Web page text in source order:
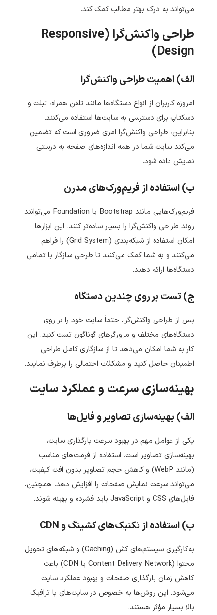
می‌تواند به درک بهتر مطالب کمک کند.
طراحی واکنش‌گرا (Responsive
Design)
الف) اهمیت طراحی واکنش‌گرا
امروزه کاربران از انواع دستگاه‌ها مانند تلفن همراه، تبلت و
دسکتاپ برای دسترسی به سایت‌ها استفاده می‌کنند.
بنابراین، طراحی واکنش‌گرا امری ضروری است که تضمین
می‌کند سایت شما در همه اندازه‌های صفحه به درستی
نمایش داده شود.
ب) استفاده از فریم‌ورک‌های مدرن
فریم‌ورک‌هایی مانند Bootstrap یا Foundation می‌توانند
روند طراحی واکنش‌گرا را بسیار ساده‌تر کنند. این ابزارها
امکان استفاده از شبکه‌بندی (Grid System) را فراهم
می‌کنند و به شما کمک می‌کنند تا طرحی سازگار با تمامی
دستگاه‌ها ارائه دهید.
ج) تست بر روی چندین دستگاه
پس از طراحی واکنش‌گرا، حتماً سایت خود را بر روی
دستگاه‌های مختلف و مرورگرهای گوناگون تست کنید. این
کار به شما امکان می‌دهد تا از سازگاری کامل طراحی
اطمینان حاصل کنید و مشکلات احتمالی را برطرف نمایید.
بهینه‌سازی سرعت و عملکرد سایت
الف) بهینه‌سازی تصاویر و فایل‌ها
یکی از عوامل مهم در بهبود سرعت بارگذاری سایت،
بهینه‌سازی تصاویر است. استفاده از فرمت‌های مناسب
(مانند WebP) و کاهش حجم تصاویر بدون افت کیفیت،
می‌تواند سرعت نمایش صفحات را افزایش دهد. همچنین،
فایل‌های CSS و JavaScript باید فشرده و بهینه شوند.
ب) استفاده از تکنیک‌های کشینگ و CDN
به‌کارگیری سیستم‌های کش (Caching) و شبکه‌های تحویل
محتوا (Content Delivery Network یا CDN) باعث
کاهش زمان بارگذاری صفحات و بهبود عملکرد سایت
می‌شود. این روش‌ها به خصوص در سایت‌های با ترافیک
بالا بسیار مؤثر هستند.